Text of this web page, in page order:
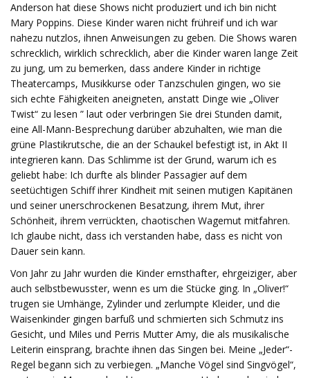
Anderson hat diese Shows nicht produziert und ich bin nicht
Mary Poppins. Diese Kinder waren nicht frühreif und ich war
nahezu nutzlos, ihnen Anweisungen zu geben. Die Shows waren
schrecklich, wirklich schrecklich, aber die Kinder waren lange Zeit
zu jung, um zu bemerken, dass andere Kinder in richtige
Theatercamps, Musikkurse oder Tanzschulen gingen, wo sie
sich echte Fähigkeiten aneigneten, anstatt Dinge wie „Oliver
Twist“ zu lesen ” laut oder verbringen Sie drei Stunden damit,
eine All-Mann-Besprechung darüber abzuhalten, wie man die
grüne Plastikrutsche, die an der Schaukel befestigt ist, in Akt II
integrieren kann. Das Schlimme ist der Grund, warum ich es
geliebt habe: Ich durfte als blinder Passagier auf dem
seetüchtigen Schiff ihrer Kindheit mit seinen mutigen Kapitänen
und seiner unerschrockenen Besatzung, ihrem Mut, ihrer
Schönheit, ihrem verrückten, chaotischen Wagemut mitfahren.
Ich glaube nicht, dass ich verstanden habe, dass es nicht von
Dauer sein kann.
Von Jahr zu Jahr wurden die Kinder ernsthafter, ehrgeiziger, aber
auch selbstbewusster, wenn es um die Stücke ging. In „Oliver!“
trugen sie Umhänge, Zylinder und zerlumpte Kleider, und die
Waisenkinder gingen barfuß und schmierten sich Schmutz ins
Gesicht, und Miles und Perris Mutter Amy, die als musikalische
Leiterin einsprang, brachte ihnen das Singen bei. Meine „Jeder“-
Regel begann sich zu verbiegen. „Manche Vögel sind Singvögel“,